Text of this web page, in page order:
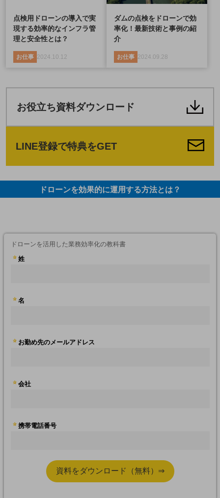
点検用ドローンの導入で実
現する効率的なインフラ管
理と安全性とは？
お仕事 2024.10.12
ダムの点検をドローンで効
率化！最新技術と事例の紹
介
お仕事 2024.09.28
お役立ち資料ダウンロード
LINE登録で特典をGET
ドローンを効果的に運用する方法とは？